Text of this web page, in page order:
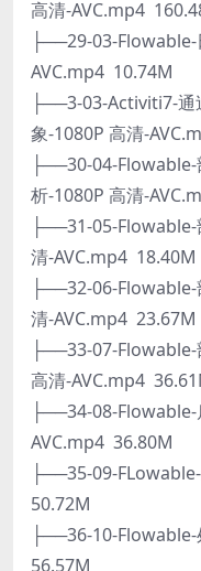
高清-AVC.mp4
├──29-03-
AVC.mp4 10.74M
├──3-03-Activiti7-通
象-1080P 高清-
├──30-04-
析-1080P 高清-
├──31-05-
清-AVC.mp4 18.40M
├──32-06-
清-AVC.mp4 23.67M
├──33-07-
高清-AVC.mp4
├──34-08-
AVC.mp4 36.80M
├──35-09-
50.72M
├──36-10-
56.57M